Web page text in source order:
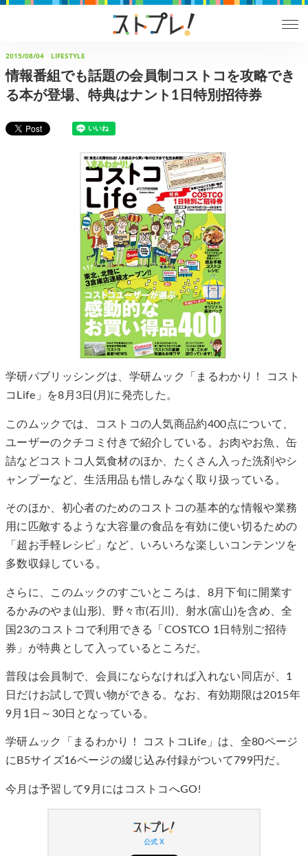
2015/08/04 LIFESTYLE
情報番組でも話題の会員制コストコを攻略でき
る本が登場、特典はナント1日特別招待券
学研パブリッシングは、学研ムック「まるわかり！ コスト
コLife」を8月3日(月)に発売した。
このムックでは、コストコの人気商品約400点について、
ユーザーのクチコミ付きで紹介している。お肉やお魚、缶
詰などコストコ人気食材のほか、たくさん入った洗剤やシ
ャンプーなど、生活用品も惜しみなく取り扱っている。
そのほか、初心者のためのコストコの基本的な情報や業務
用に匹敵するような大容量の食品を有効に使い切るための
「超お手軽レシピ」など、いろいろな楽しいコンテンツを
多数収録している。
さらに、このムックのすごいところは、8月下旬に開業す
るかみのやま(山形)、野々市(石川)、射水(富山)を含め、全
国23のコストコで利用できる「COSTCO 1日特別ご招待
券」が特典として入っているところだ。
普段は会員制で、会員にならなければ入れない同店が、1
日だけお試しで買い物ができる。なお、有効期限は2015年
9月1日～30日となっている。
学研ムック「まるわかり！ コストコLife」は、全80ページ
にB5サイズ16ページの綴じ込み付録がついて799円だ。
今月は予習して9月にはコストコへGO!
公式 X